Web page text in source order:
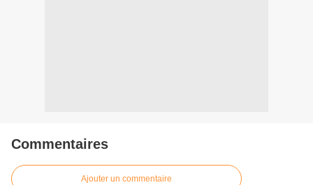
Commentaires
Ajouter un commentaire